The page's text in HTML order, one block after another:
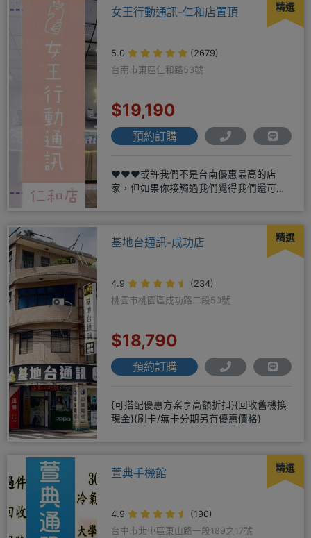
精選
女王行動通訊-仁和店置頂
5.0
(2679)
台南市東區仁和路53號
$19,190
預約訂購
❤️❤️❤️或許我們不是台南優惠最高的店
家，但如果你接觸過我們覺得我們還可
精選
基地台通訊-成功店
4.9
(234)
桃園市桃園區成功路二段50號
$18,790
預約訂購
{可搭配優惠方案享高額折扣}{回收舊機換
現金}{刷卡/無卡分期另有優惠價格}
精選
萱典手機館
4.9
(190)
台中市北屯區東山路一段189之17號